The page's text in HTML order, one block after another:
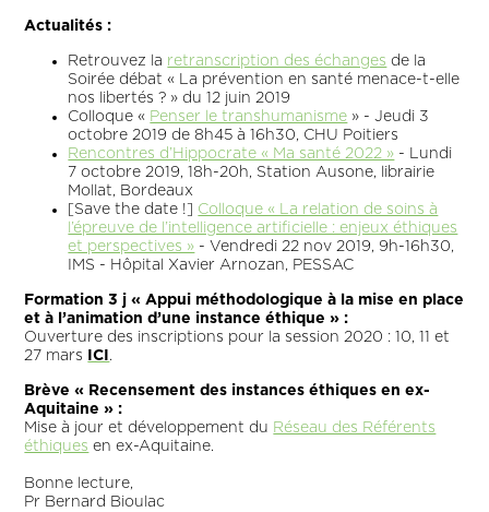
Actualités :
Retrouvez la retranscription des échanges de la
Soirée débat « La prévention en santé menace-t-elle
nos libertés ? » du 12 juin 2019
Colloque « Penser le transhumanisme » - Jeudi 3
octobre 2019 de 8h45 à 16h30, CHU Poitiers
Rencontres d’Hippocrate « Ma santé 2022 » - Lundi
7 octobre 2019, 18h-20h, Station Ausone, librairie
Mollat, Bordeaux
[Save the date !] Colloque « La relation de soins à
l’épreuve de l’intelligence artificielle : enjeux éthiques
et perspectives » - Vendredi 22 nov 2019, 9h-16h30,
IMS - Hôpital Xavier Arnozan, PESSAC
Formation 3 j « Appui méthodologique à la mise en place
et à l’animation d’une instance éthique » :
Ouverture des inscriptions pour la session 2020 : 10, 11 et
27 mars
ICI .
Brève « Recensement des instances éthiques en ex-
Aquitaine » :
Mise à jour et développement du Réseau des Référents
éthiques en ex-Aquitaine.
Bonne lecture,
Pr Bernard Bioulac